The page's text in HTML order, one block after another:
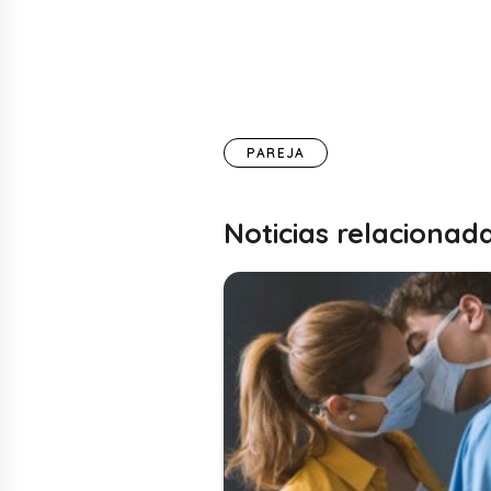
PAREJA
Noticias